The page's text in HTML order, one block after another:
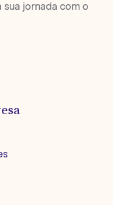
sua jornada com o